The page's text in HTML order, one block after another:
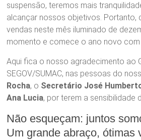
suspensão, teremos mais
alcançar nossos objetivos. Portanto,
vendas neste mês iluminado de
momento e comece o ano novo
Aqui fica o nosso agradecimento ao
SEGOV/SUMAC, nas pessoas do
Rocha, o Secretário José
Ana Lucia, por terem a sensibilidade
Não esqueçam: juntos
Um grande abraço, ótimas